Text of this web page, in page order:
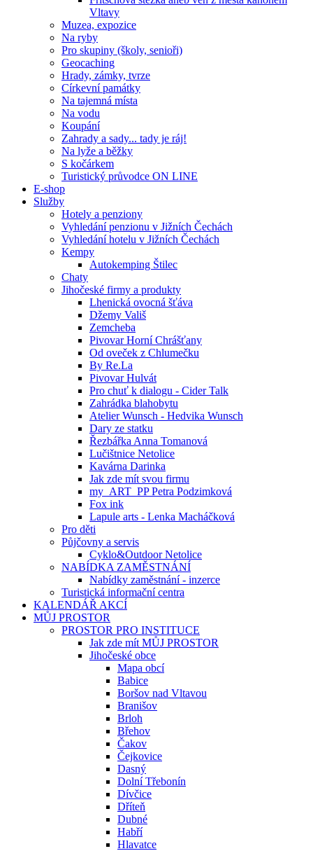
Vltavy
Muzea, expozice
Na ryby
Pro skupiny (školy, senioři)
Geocaching
Hrady, zámky, tvrze
Církevní památky
Na tajemná místa
Na vodu
Koupání
Zahrady a sady... tady je ráj!
Na lyže a běžky
S kočárkem
Turistický průvodce ON LINE
E-shop
Služby
Hotely a penziony
Vyhledání penzionu v Jižních Čechách
Vyhledání hotelu v Jižních Čechách
Kempy
Autokemping Štilec
Chaty
Jihočeské firmy a produkty
Lhenická ovocná šťáva
Džemy Vališ
Zemcheba
Pivovar Horní Chrášťany
Od oveček z Chlumečku
By Re.La
Pivovar Hulvát
Pro chuť k dialogu - Cider Talk
Zahrádka blahobytu
Atelier Wunsch - Hedvika Wunsch
Dary ze statku
Řezbářka Anna Tomanová
Lučištnice Netolice
Kavárna Darinka
Jak zde mít svou firmu
my_ART_PP Petra Podzimková
Fox ink
Lapule arts - Lenka Macháčková
Pro děti
Půjčovny a servis
Cyklo&Outdoor Netolice
NABÍDKA ZAMĚSTNÁNÍ
Nabídky zaměstnání - inzerce
Turistická informační centra
KALENDÁŘ AKCÍ
MŮJ PROSTOR
PROSTOR PRO INSTITUCE
Jak zde mít MŮJ PROSTOR
Jihočeské obce
Mapa obcí
Babice
Boršov nad Vltavou
Branišov
Brloh
Břehov
Čakov
Čejkovice
Dasný
Dolní Třebonín
Dívčice
Dříteň
Dubné
Habří
Hlavatce